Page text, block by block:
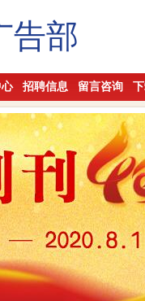
告部
招聘信息 留言咨询